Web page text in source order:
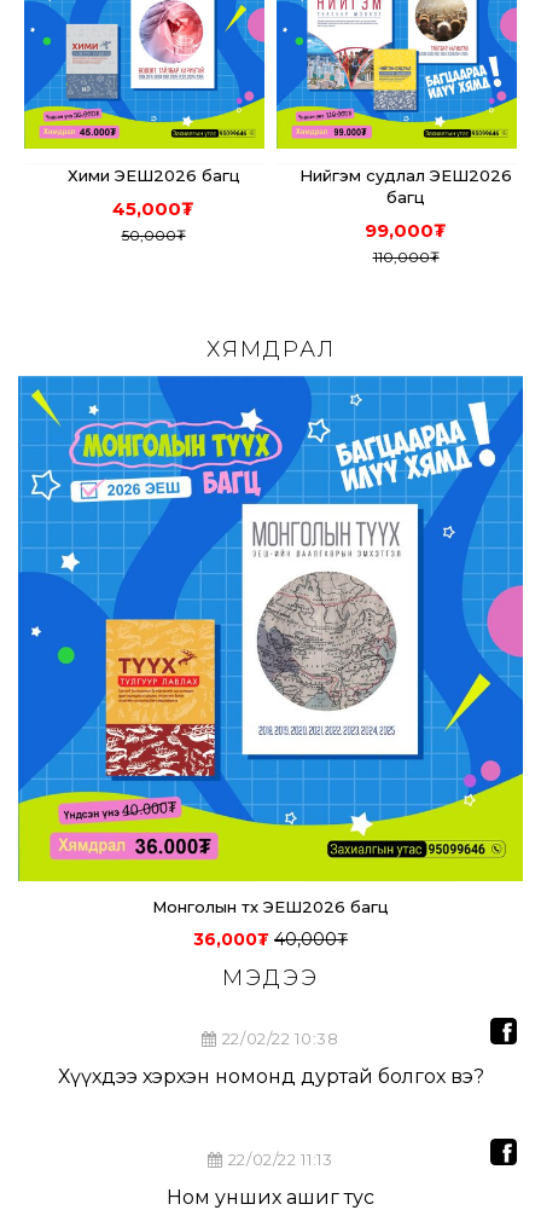
Хими ЭЕШ2026 багц
45,000₮
50,000₮
Нийгэм судлал ЭЕШ2026
багц
99,000₮
110,000₮
ХЯМДРАЛ
Монголын түүх ЭЕШ2026 багц
36,000₮ 40,000₮
МЭДЭЭ
22/02/22 10:38
Хүүхдээ хэрхэн номонд дуртай болгох вэ?
22/02/22 11:13
Ном унших ашиг тус